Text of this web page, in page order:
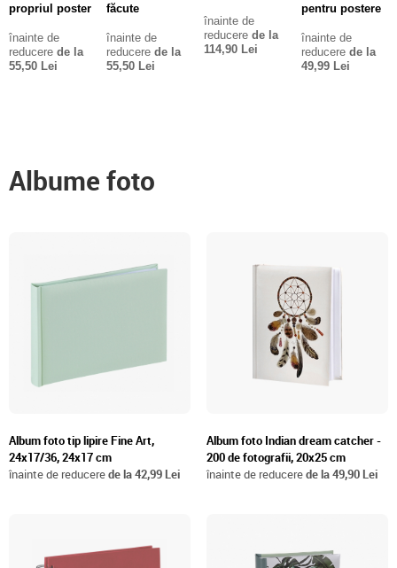
propriul poster
înainte de
reducere de la
55,50 Lei
făcute
înainte de
reducere de la
55,50 Lei
înainte de
reducere de la
114,90 Lei
pentru postere
înainte de
reducere de la
49,99 Lei
Albume foto
Album foto tip lipire Fine Art,
24x17/36, 24x17 cm
înainte de reducerede la 42,99 Lei
Album foto Indian dream catcher -
200 de fotografii, 20x25 cm
înainte de reducerede la 49,90 Lei